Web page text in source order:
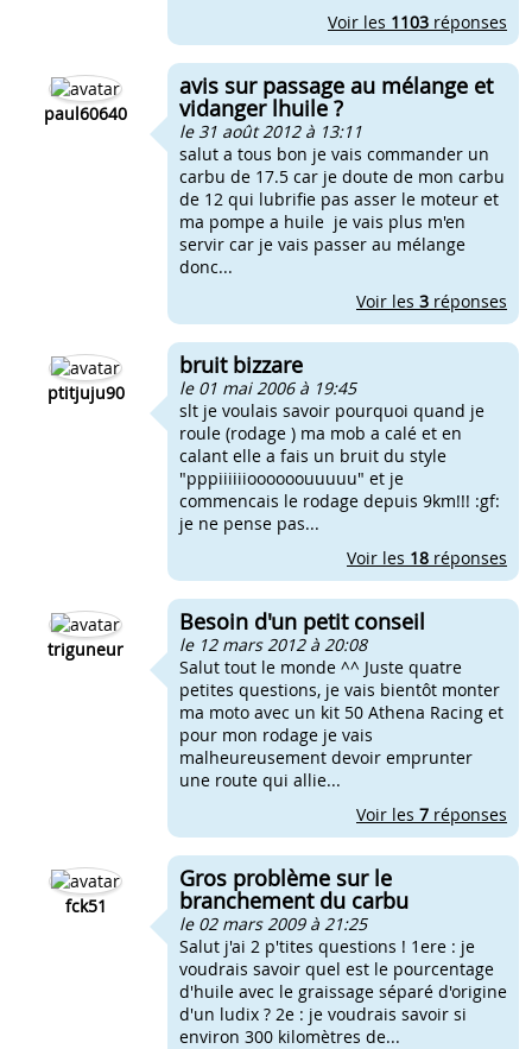
Voir les 1103 réponses
paul60640
avis sur passage au mélange et
vidanger lhuile ?
le 31 août 2012 à 13:11
salut a tous bon je vais commander un
carbu de 17.5 car je doute de mon carbu
de 12 qui lubrifie pas asser le moteur et
ma pompe a huile je vais plus m'en
servir car je vais passer au mélange
donc...
Voir les 3 réponses
ptitjuju90
bruit bizzare
le 01 mai 2006 à 19:45
slt je voulais savoir pourquoi quand je
roule (rodage ) ma mob a calé et en
calant elle a fais un bruit du style
"pppiiiiiioooooouuuuu" et je
commencais le rodage depuis 9km!!! :gf:
je ne pense pas...
Voir les 18 réponses
triguneur
Besoin d'un petit conseil
le 12 mars 2012 à 20:08
Salut tout le monde ^^ Juste quatre
petites questions, je vais bientôt monter
ma moto avec un kit 50 Athena Racing et
pour mon rodage je vais
malheureusement devoir emprunter
une route qui allie...
Voir les 7 réponses
fck51
Gros problème sur le
branchement du carbu
le 02 mars 2009 à 21:25
Salut j'ai 2 p'tites questions ! 1ere : je
voudrais savoir quel est le pourcentage
d'huile avec le graissage séparé d'origine
d'un ludix ? 2e : je voudrais savoir si
environ 300 kilomètres de...